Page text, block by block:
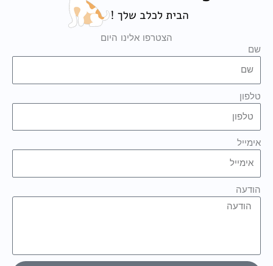
הצטרפו אלינו היום
שם
טלפון
אימייל
הודעה